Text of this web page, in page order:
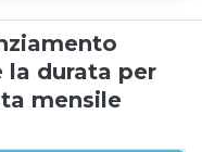
la durata per
mensile